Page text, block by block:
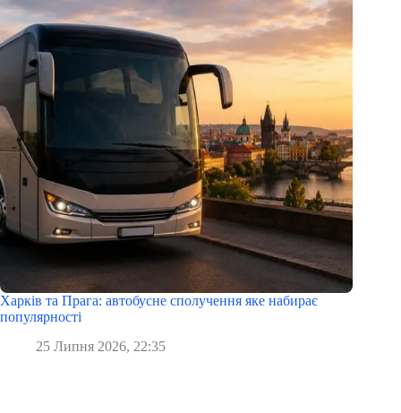
Харків та Прага: автобусне сполучення яке набирає
популярності
25 Липня 2026, 22:35